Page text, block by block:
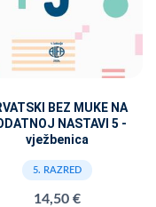
BEZ MUKE NA
NASTAVI 5 -
vježbenica
5. RAZRED
14,50 €